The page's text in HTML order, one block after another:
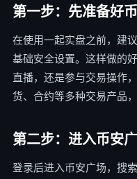
第一步：先准备好
在使用一起实盘之前，建
基础安全设置。这样做的
直播，还是参与交易操作
货、合约等多种交易产品
第二步：进入币安
登录后进入币安广场，搜